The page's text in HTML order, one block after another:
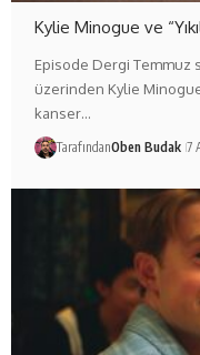
Kylie Minogue ve
Episode Dergi Temmuz
üzerinden Kylie
kanser…
TarafındanOben Budak 7